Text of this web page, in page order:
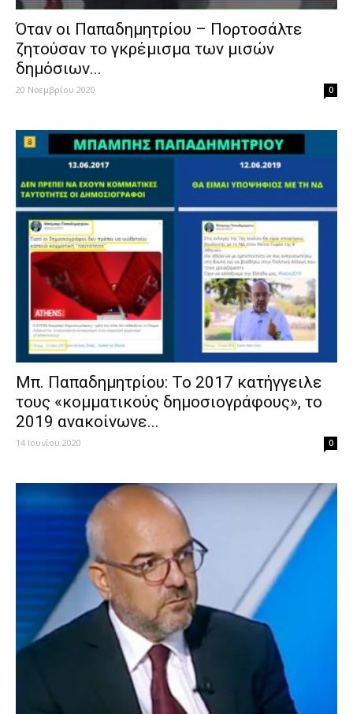
Όταν οι Παπαδημητρίου – Πορτοσάλτε
ζητούσαν το γκρέμισμα των μισών
δημόσιων...
20 Νοεμβρίου 2020 0
Μπ. Παπαδημητρίου: Το 2017 κατήγγειλε
τους «κομματικούς δημοσιογράφους», το
2019 ανακοίνωνε...
14 Ιουνίου 2020 0